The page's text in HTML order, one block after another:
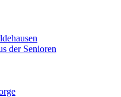
der Senioren